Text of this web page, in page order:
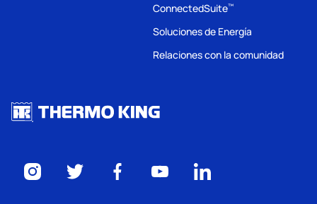
ConnectedSuite™
Soluciones de Energía
Relaciones con la comunidad